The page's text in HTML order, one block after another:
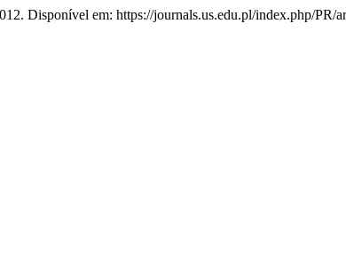
Disponível em: https://journals.us.edu.pl/index.php/PR/